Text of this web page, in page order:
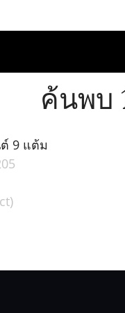
ค้นพบ
9 แต้ม